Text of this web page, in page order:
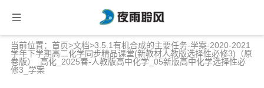
当前位置： 首页>文档>3.5.1有机合成的主要任务-学案-2020-2021
学年下学期高二化学同步精品课堂(新教材人教版选择性必修3)（原
卷版）_高化_2025春-人教版高中化学_05新版高中化学选择性必
修3_学案